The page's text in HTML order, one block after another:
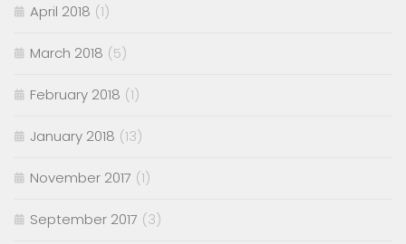
April 2018 (1)
March 2018 (5)
February 2018 (1)
January 2018 (13)
November 2017 (1)
September 2017 (3)